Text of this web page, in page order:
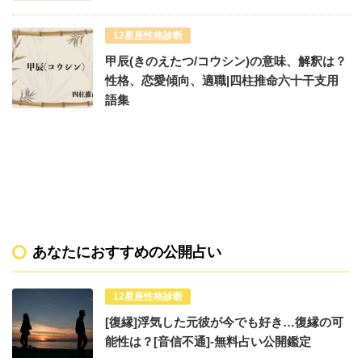
12星座性格診断
甲辰(きのえたつ/コウシン)の意味、解釈は？
性格、恋愛傾向、適職|四柱推命六十干支用
語集
あなたにおすすめの公開占い
12星座性格診断
[復縁]浮気した元彼が今でも好き…復縁の可
能性は？[音信不通]-無料占い公開鑑定